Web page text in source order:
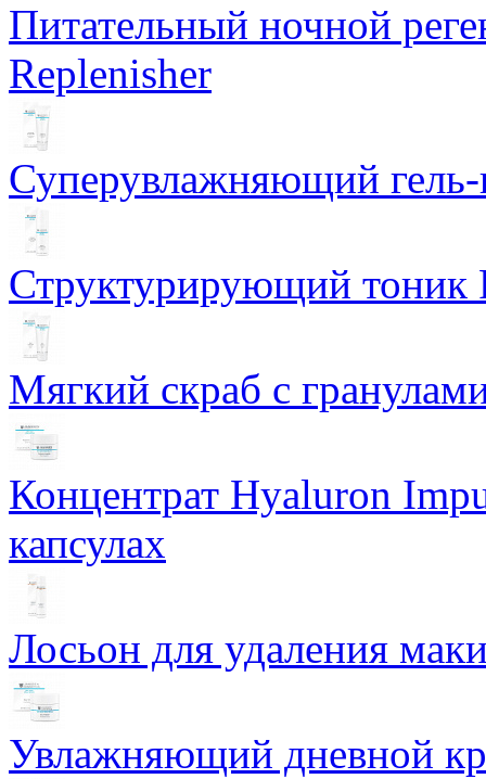
Питательный ночной
Replenisher
Суперувлажняющий
Структурирующий тоник
Мягкий скраб с
Концентрат Hyaluron
капсулах
Лосьон для удаления
Увлажняющий дневной